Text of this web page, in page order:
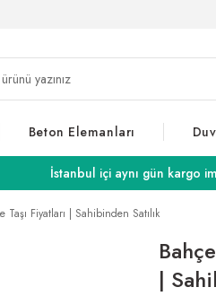
Beton Elemanları
İstanbul içi aynı gün kargo
Fiyatları | Sahibinden Satılık
|